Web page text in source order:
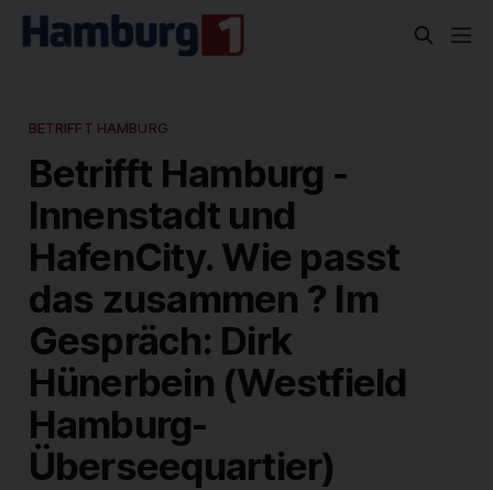
BETRIFFT HAMBURG
Betrifft Hamburg -
Innenstadt und
HafenCity. Wie passt
das zusammen ? Im
Gespräch: Dirk
Hünerbein (Westfield
Hamburg-
Überseequartier)